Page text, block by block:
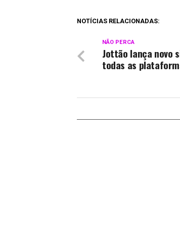
NOTÍCIAS RELACIONADAS:
NÃO PERCA
Jottão lança novo
todas as